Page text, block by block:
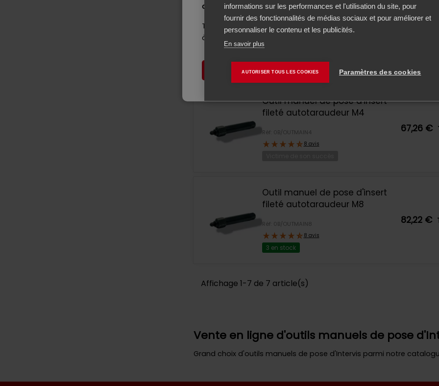
informations sur les performances et l'utilisation du site, pour
fournir des fonctionnalités de médias sociaux et pour améliorer et
personnaliser le contenu et les publicités.
En savoir plus
AUTORISER TOUS LES COOKIES Paramètres des cookies
août inclus.
Toutes les commandes passées entre ces 2 dates seront
à partir du
Outil manuel de pose d'insert
fileté autotaraudeur M12
4 en stock
Outil manuel de pose d'insert
fileté autotaraudeur M4
Réf: 0B/OUTMAIN4
8 avis
67,26 €
Outil manuel de pose d'insert
fileté autotaraudeur M8
Réf: 0B/OUTMAIN8
8 avis
3 en stock
82,22 €
Affichage 1-7 de 7 article(s)
Vente en ligne d'outils manuels de pose
Grand choix d'outils manuels de pose d'Intervis parmi notre